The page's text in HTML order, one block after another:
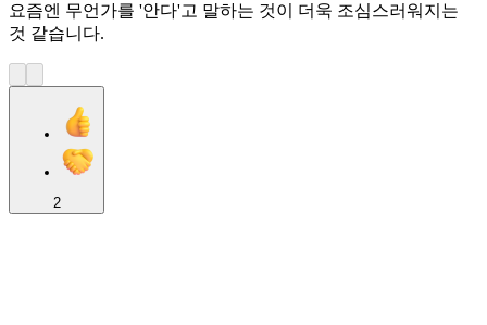
요즘엔 무언가를 '안다'고 말하는 것이 더욱 조심스러워지는
것 같습니다.
2